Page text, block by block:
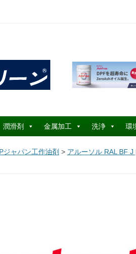
コ
ン
テ
ン
へ
潤滑剤 金属加工 洗浄 環
ジャパン工作油剤 > アルーソル RAL BF